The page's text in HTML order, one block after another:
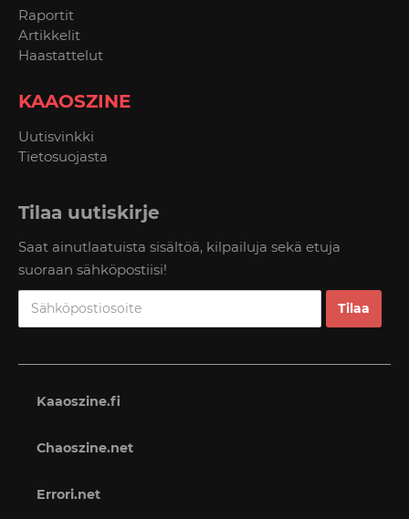
Raportit
Artikkelit
Haastattelut
KAAOSZINE
Uutisvinkki
Tietosuojasta
Tilaa uutiskirje
Saat ainutlaatuista sisältöä, kilpailuja sekä etuja
suoraan sähköpostiisi!
Kaaoszine.fi
Chaoszine.net
Errori.net